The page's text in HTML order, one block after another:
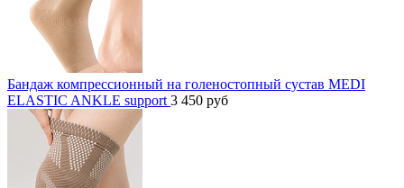
Бандаж компрессионный на голеностопный сустав MEDI
ELASTIC ANKLE support 3 450 руб